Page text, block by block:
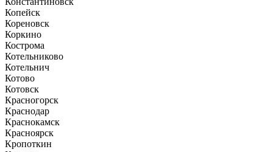
Копейск
Кореновск
Коркино
Кострома
Котельниково
Котельнич
Котово
Котовск
Красногорск
Краснодар
Краснокамск
Красноярск
Кропоткин